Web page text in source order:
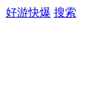
好游快爆 搜索